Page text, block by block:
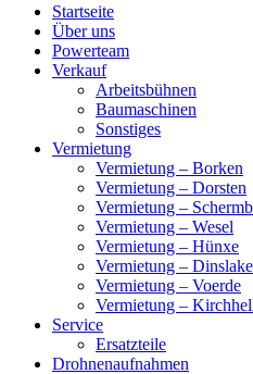
Startseite
Über uns
Powerteam
Verkauf
Arbeitsbühnen
Baumaschinen
Sonstiges
Vermietung
Vermietung – Borken
Vermietung – Dorsten
Vermietung –
Vermietung – Wesel
Vermietung – Hünxe
Vermietung –
Vermietung – Voerde
Vermietung –
Service
Ersatzteile
Drohnenaufnahmen